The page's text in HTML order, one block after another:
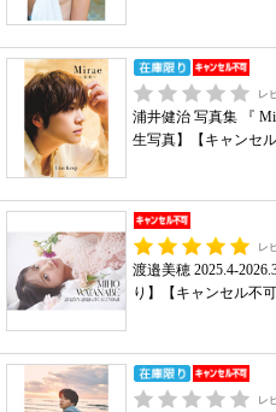
レ
浦井健治 写真集 『
生写真】【キャンセル
レ
渡邉美穂 2025.4-
り】【キャンセル不可
レ